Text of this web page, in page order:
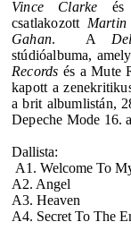
Vince Clarke és
csatlakozott
Gahan. A
stúdióalbuma,
Records és a Mute
kapott a
a brit albumlistán,
Depeche Mode 16.
Dallista:
A1. Welcome To
A2. Angel
A3. Heaven
A4. Secret To The